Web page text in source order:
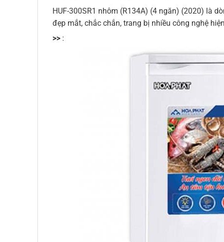
HUF-300SR1 nhôm (R134A) (4 ngăn) (2020) là
đẹp mắt, chắc chắn, trang bị nhiều công nghệ
>> :